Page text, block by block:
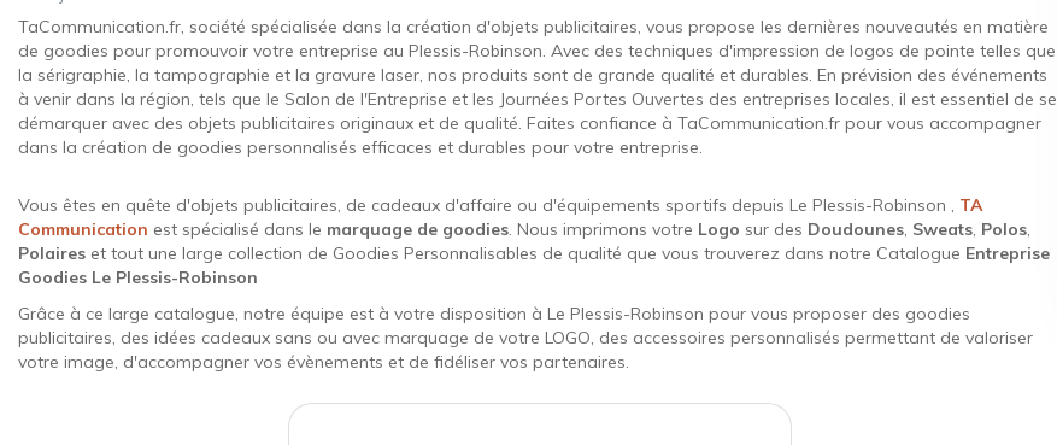
Organique / Bio
Cadeaux d'affaires
plus de catégories
TaCommunication.fr, société spécialisée dans la création d'objets publicitaires, vous propose les dernières nouveautés en matière
de goodies pour promouvoir votre entreprise au Plessis-Robinson. Avec des techniques d'impression de logos de pointe telles que
la sérigraphie, la tampographie et la gravure laser, nos produits sont de grande qualité et durables. En prévision des événements
à venir dans la région, tels que le Salon de l'Entreprise et les Journées Portes Ouvertes des entreprises locales, il est essentiel de se
démarquer avec des objets publicitaires originaux et de qualité. Faites confiance à TaCommunication.fr pour vous accompagner
dans la création de goodies personnalisés efficaces et durables pour votre entreprise.
Vous êtes en quête d'objets publicitaires, de cadeaux d'affaire ou d'équipements sportifs depuis Le Plessis-Robinson , TA
Communication est spécialisé dans le marquage de goodies. Nous imprimons votre Logo sur des Doudounes, Sweats, Polos,
Polaires et tout une large collection de Goodies Personnalisables de qualité que vous trouverez dans notre Catalogue Entreprise
Goodies Le Plessis-Robinson
Grâce à ce large catalogue, notre équipe est à votre disposition à Le Plessis-Robinson pour vous proposer des goodies
publicitaires, des idées cadeaux sans ou avec marquage de votre LOGO, des accessoires personnalisés permettant de valoriser
votre image, d'accompagner vos évènements et de fidéliser vos partenaires.